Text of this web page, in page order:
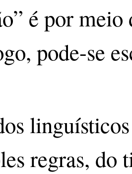
é por
pode-se
regras, do